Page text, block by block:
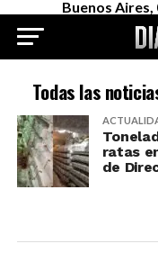
Buenos Aires,
Todas las
ratas
de